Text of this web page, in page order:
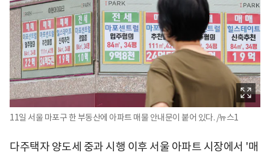
11일 서울 마포구 한 부동산에 아파트 매물 안내문이 붙어 있다. /뉴스1
다주택자 양도세 중과 시행 이후 서울 아파트 시장에서 '매